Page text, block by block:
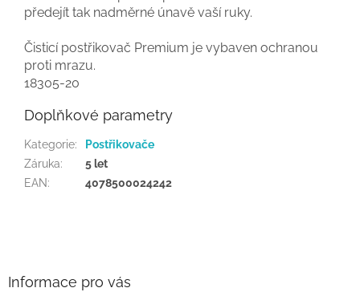
předejít tak nadměrné únavě vaší ruky.
Čisticí postřikovač Premium je vybaven ochranou
proti mrazu.
18305-20
Doplňkové parametry
Kategorie:
Postřikovače
Záruka:
5 let
EAN: 4078500024242
Informace pro vás